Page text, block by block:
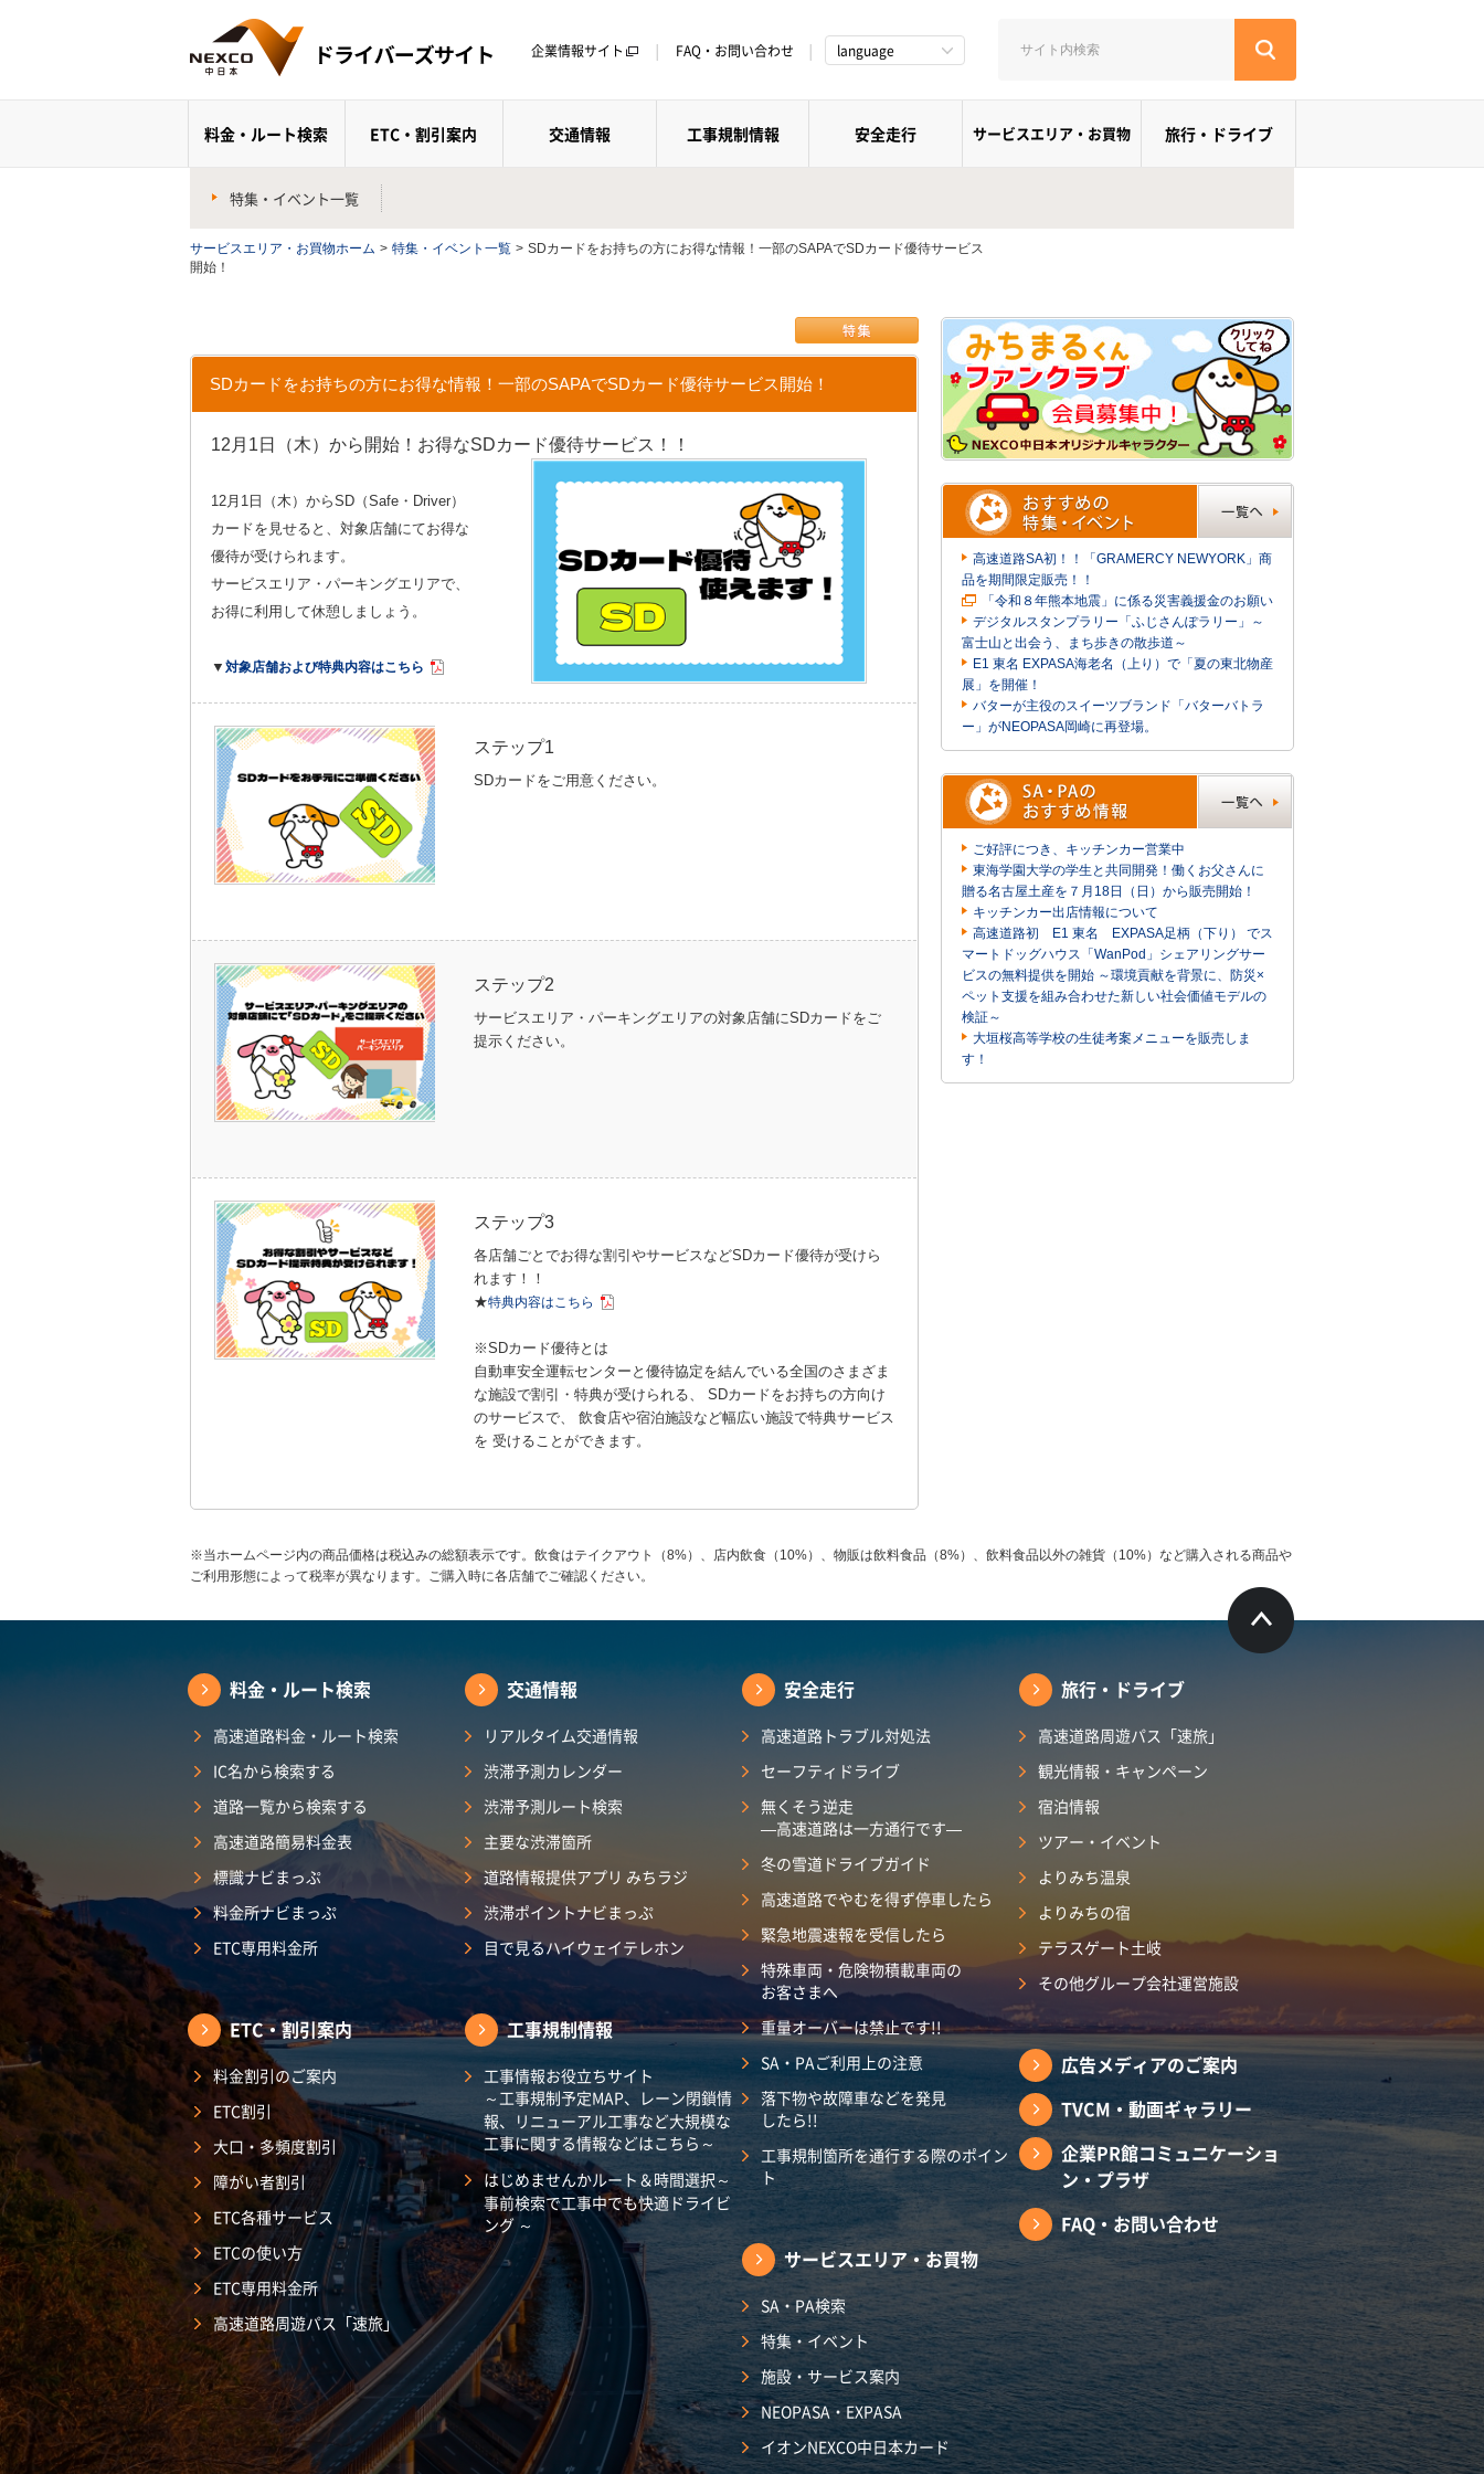
企業情報サイト FAQ・お問い合わせ language
料金・ルート検索 ETC・割引案内 交通情報 工事規制情報 安全走行 サービスエリア・お買物 旅行・ドライブ
特集・イベント一覧
サービスエリア・お買物ホーム > 特集・イベント一覧 > SDカードをお持ちの方にお得な情報！一部のSAPAでSDカード優待サービス
開始！
SDカードをお持ちの方にお得な情報！一部のSAPAでSDカード優待サービス開始！
12月1日（木）から開始！お得なSDカード優待サービス！！
12月1日（木）からSD（Safe・Driver）
カードを見せると、対象店舗にてお得な
優待が受けられます。
サービスエリア・パーキングエリアで、
お得に利用して休憩しましょう。
▼ 対象店舗および特典内容はこちら
ステップ1
SDカードをご用意ください。
ステップ2
サービスエリア・パーキングエリアの対象店舗にSDカードをご
提示ください。
ステップ3
各店舗ごとでお得な割引やサービスなどSDカード優待が受けら
れます！！
★特典内容はこちら
※SDカード優待とは
自動車安全運転センターと優待協定を結んでいる全国のさまざま
な施設で割引・特典が受けられる、 SDカードをお持ちの方向け
のサービスで、 飲食店や宿泊施設など幅広い施設で特典サービス
を 受けることができます。
高速道路SA初！！「GRAMERCY NEWYORK」商
品を期間限定販売！！
「令和８年熊本地震」に係る災害義援金のお願い
デジタルスタンプラリー「ふじさんぽラリー」～
富士山と出会う、まち歩きの散歩道～
E1 東名 EXPASA海老名（上り）で「夏の東北物産
展」を開催！
バターが主役のスイーツブランド「バターバトラ
ー」がNEOPASA岡崎に再登場。
ご好評につき、キッチンカー営業中
東海学園大学の学生と共同開発！働くお父さんに
贈る名古屋土産を７月18日（日）から販売開始！
キッチンカー出店情報について
高速道路初 E1 東名 EXPASA足柄（下り） でス
マートドッグハウス「WanPod」シェアリングサー
ビスの無料提供を開始 ～環境貢献を背景に、防災×
ペット支援を組み合わせた新しい社会価値モデルの
検証～
大垣桜高等学校の生徒考案メニューを販売しま
す！
※当ホームページ内の商品価格は税込みの総額表示です。飲食はテイクアウト（8%）、店内飲食（10%）、物販は飲料食品（8%）、飲料食品以外の雑貨（10%）など購入される商品や
ご利用形態によって税率が異なります。ご購入時に各店舗でご確認ください。
料金・ルート検索
高速道路料金・ルート検索
IC名から検索する
道路一覧から検索する
高速道路簡易料金表
標識ナビまっぷ
料金所ナビまっぷ
ETC専用料金所
ETC・割引案内
料金割引のご案内
ETC割引
大口・多頻度割引
障がい者割引
ETC各種サービス
ETCの使い方
ETC専用料金所
高速道路周遊パス「速旅」
交通情報
リアルタイム交通情報
渋滞予測カレンダー
渋滞予測ルート検索
主要な渋滞箇所
道路情報提供アプリ みちラジ
渋滞ポイントナビまっぷ
目で見るハイウェイテレホン
工事規制情報
工事情報お役立ちサイト
～工事規制予定MAP、レーン閉鎖情
報、リニューアル工事など大規模な
工事に関する情報などはこちら～
はじめませんかルート＆時間選択～
事前検索で工事中でも快適ドライビ
ング ～
安全走行
高速道路トラブル対処法
セーフティドライブ
無くそう逆走
―高速道路は一方通行です―
冬の雪道ドライブガイド
高速道路でやむを得ず停車したら
緊急地震速報を受信したら
特殊車両・危険物積載車両の
お客さまへ
重量オーバーは禁止です!!
SA・PAご利用上の注意
落下物や故障車などを発見
したら!!
工事規制箇所を通行する際のポイン
ト
サービスエリア・お買物
SA・PA検索
特集・イベント
施設・サービス案内
NEOPASA・EXPASA
イオンNEXCO中日本カード
旅行・ドライブ
高速道路周遊パス「速旅」
観光情報・キャンペーン
宿泊情報
ツアー・イベント
よりみち温泉
よりみちの宿
テラスゲート土岐
その他グループ会社運営施設
広告メディアのご案内
TVCM・動画ギャラリー
企業PR館コミュニケーショ
ン・プラザ
FAQ・お問い合わせ